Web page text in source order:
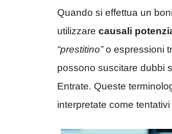
Quando si effettua un
utilizzare causali
“prestitino”o espressioni
possono suscitare dubbi
Entrate. Queste
interpretate come